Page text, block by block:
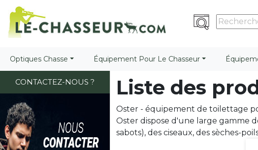
Optiques Chasse Équipement Pour Le Chasseur
CONTACTEZ-NOUS ? Liste des
Oster - équipement de toilettage
Oster dispose d'une large gamme
sabots), des ciseaux, des sèches-